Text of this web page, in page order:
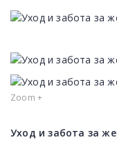
Zoom +
Уход и забота за